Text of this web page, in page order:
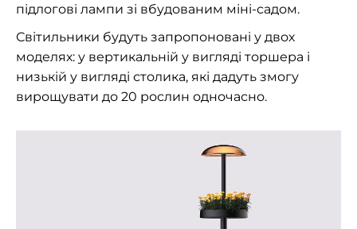
підлогові лампи зі вбудованим міні-садом.
Світильники будуть запропоновані у двох
моделях: у вертикальній у вигляді торшера і
низькій у вигляді столика, які дадуть змогу
вирощувати до 20 рослин одночасно.